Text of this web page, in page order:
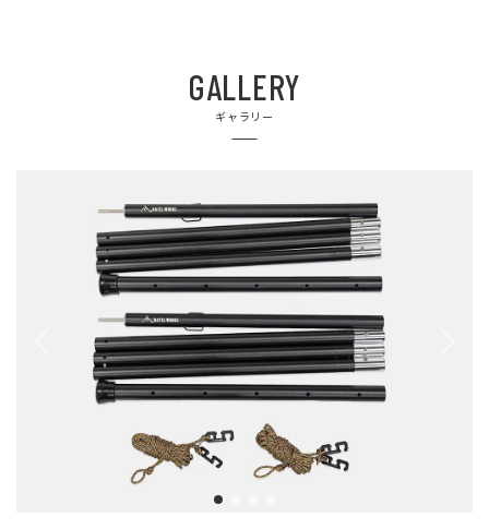
GALLERY
ギャラリー